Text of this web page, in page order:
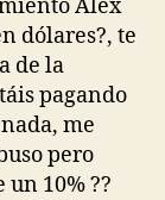
Alex
dólares?, te
de la
pagando
me
pero
10% ??